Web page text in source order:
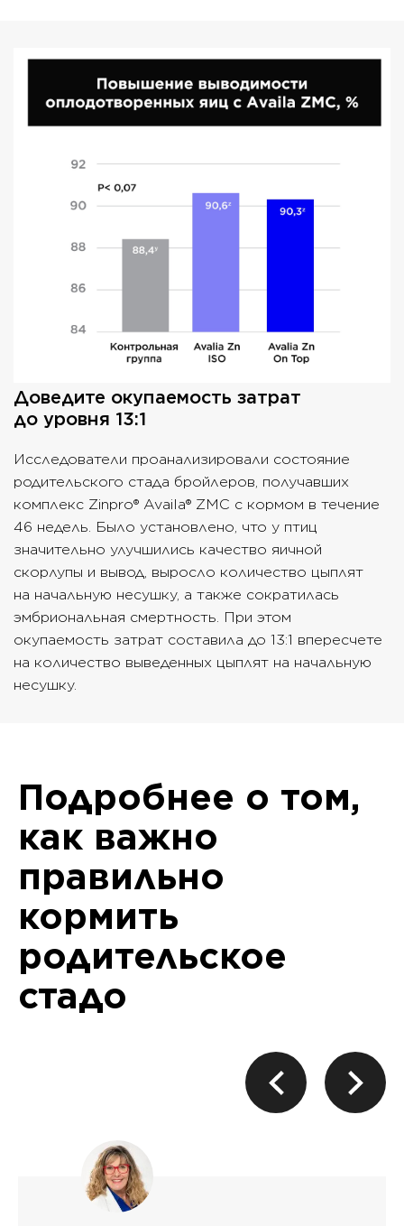
Доведите окупаемость затрат
до уровня 13:1
Исследователи проанализировали состояние
родительского стада бройлеров, получавших
комплекс Zinpro® Availa® ZMC с кормом в течение
46 недель. Было установлено, что у птиц
значительно улучшились качество яичной
скорлупы и вывод, выросло количество цыплят
на начальную несушку, а также сократилась
эмбриональная смертность. При этом
окупаемость затрат составила до 13:1 впересчете
на количество выведенных цыплят на начальную
несушку.
Подробнее о том,
как важно
правильно
кормить
родительское
стадо